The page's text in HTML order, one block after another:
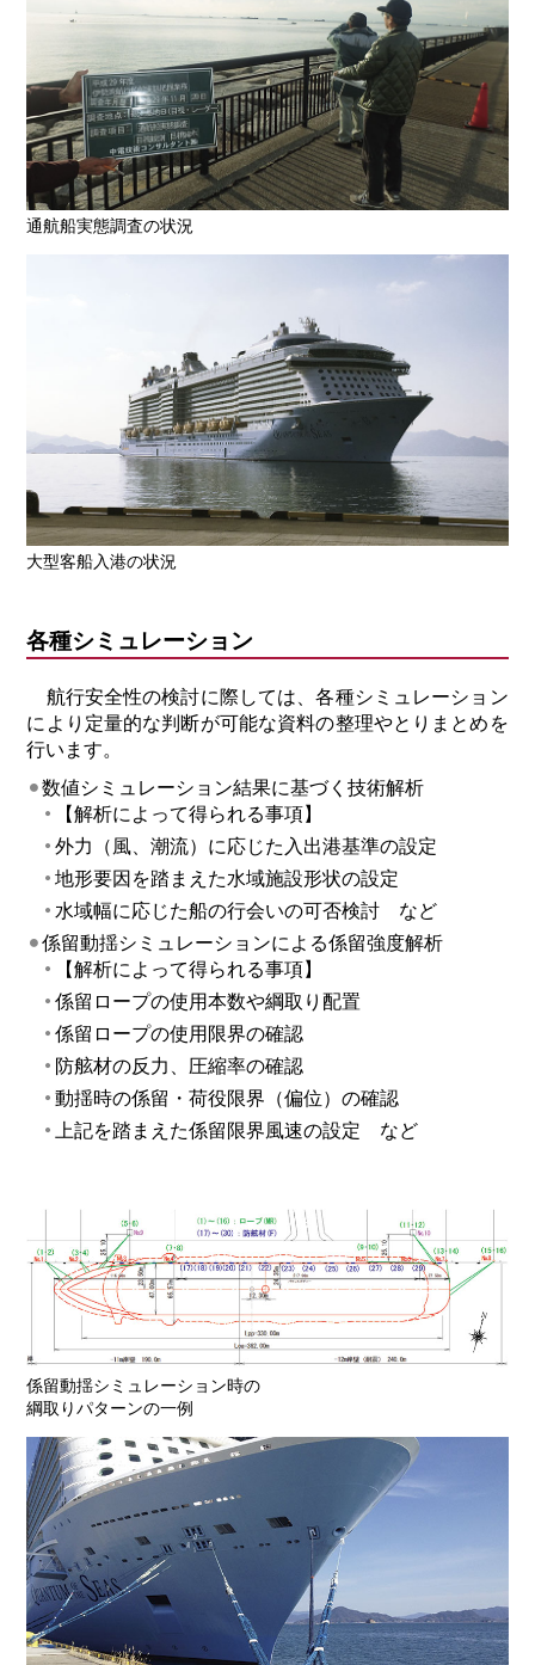
通航船実態調査の状況
大型客船入港の状況
係留動揺シミュレーション時の
綱取りパターンの一例
各種シミュレーション
航行安全性の検討に際しては、各種シミュレーション
により定量的な判断が可能な資料の整理やとりまとめを
行います。
数値シミュレーション結果に基づく技術解析
【解析によって得られる事項】
外力（風、潮流）に応じた入出港基準の設定
地形要因を踏まえた水域施設形状の設定
水域幅に応じた船の行会いの可否検討 など
係留動揺シミュレーションによる係留強度解析
【解析によって得られる事項】
係留ロープの使用本数や綱取り配置
係留ロープの使用限界の確認
防舷材の反力、圧縮率の確認
動揺時の係留・荷役限界（偏位）の確認
上記を踏まえた係留限界風速の設定 など